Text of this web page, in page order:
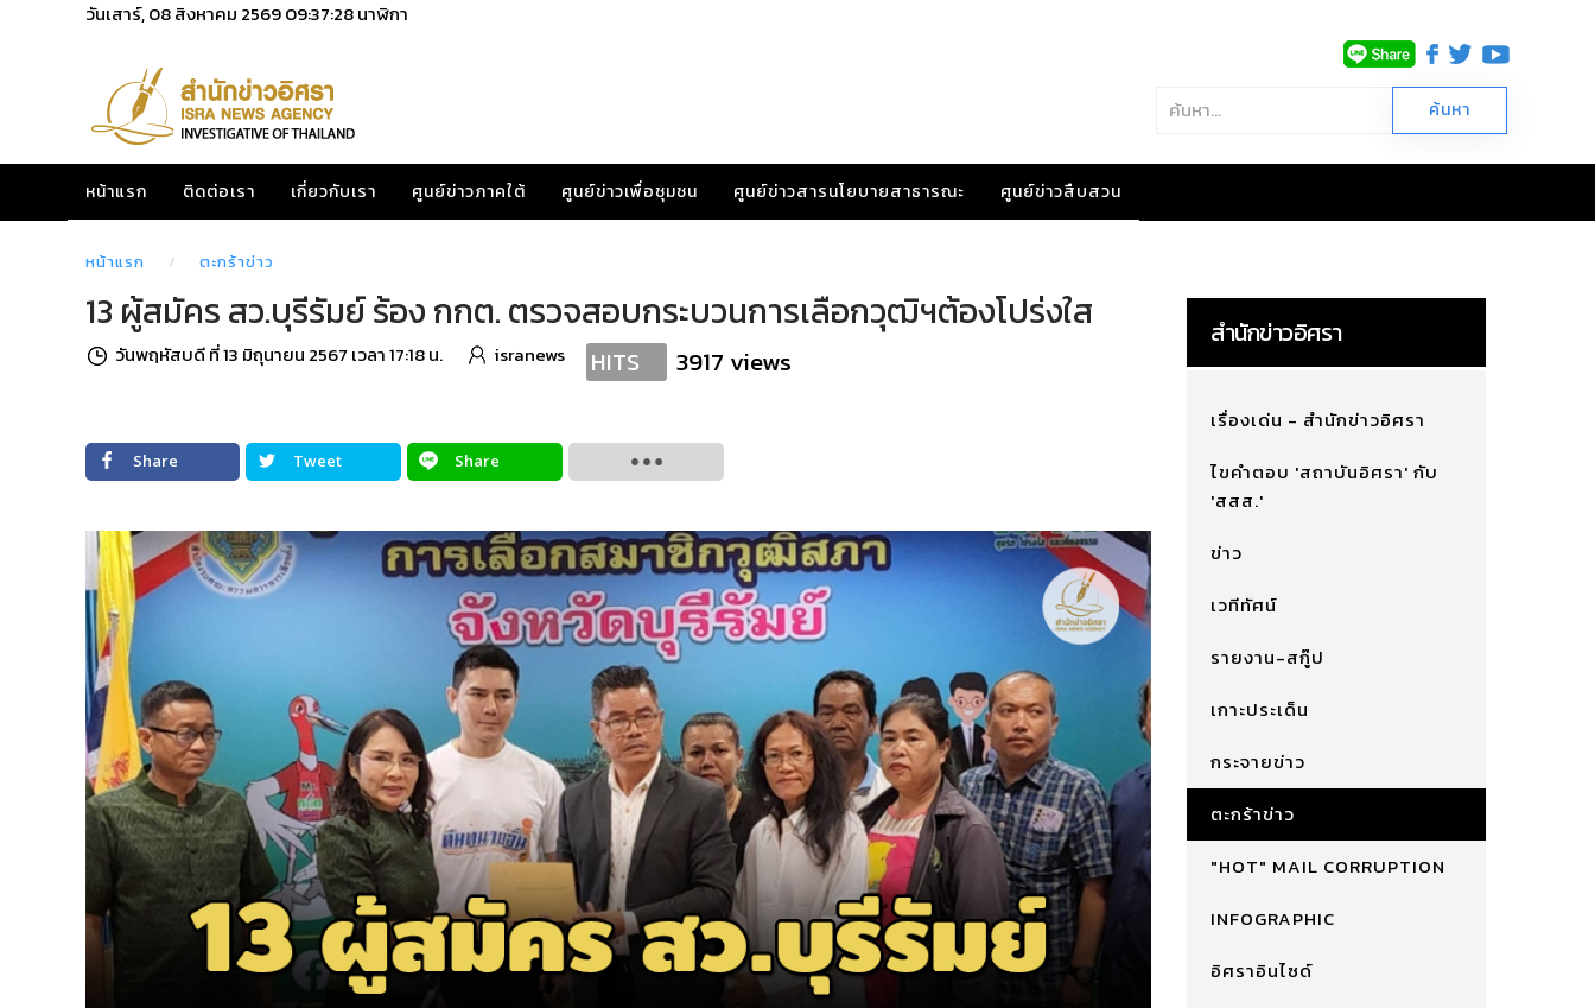
วันเสาร์, 08 สิงหาคม 256909:37:29นาฬิกา
หน้าแรก ติดต่อเรา เกี่ยวกับเรา ศูนย์ข่าวภาคใต้ ศูนย์ข่าวเพื่อชุมชน ศูนย์ข่าวสารนโยบายสาธารณะ ศูนย์ข่าวสืบสวน
หน้าแรก ตะกร้าข่าว
13 ผู้สมัคร สว.บุรีรัมย์ ร้อง กกต. ตรวจสอบกระบวนการเลือกวุฒิฯต้องโปร่งใส
วันพฤหัสบดี ที่ 13 มิถุนายน 2567 เวลา 17:18 น. isranews HITS 3917 views
Share Tweet Share
สำนักข่าวอิศรา
เรื่องเด่น - สำนักข่าวอิศรา
ไขคำตอบ 'สถาบันอิศรา' กับ
'สสส.'
ข่าว
เวทีทัศน์
รายงาน-สกู๊ป
เกาะประเด็น
กระจายข่าว
ตะกร้าข่าว
"HOT" MAIL CORRUPTION
INFOGRAPHIC
อิศราอินไซด์